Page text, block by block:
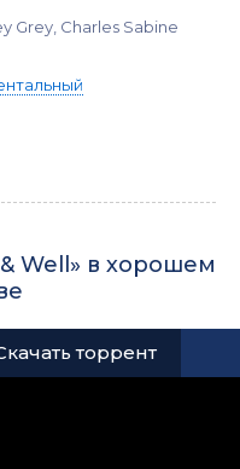
Grey, Charles Sabine
Well» в хорошем
торрент